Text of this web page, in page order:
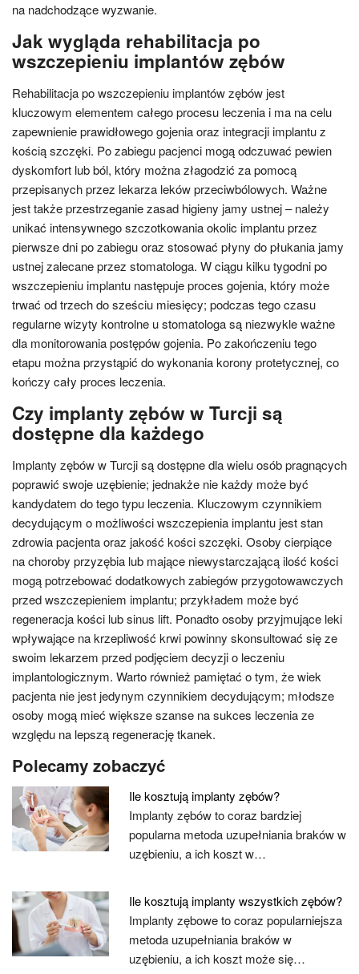
na nadchodzące wyzwanie.
Jak wygląda rehabilitacja po
wszczepieniu implantów zębów
Rehabilitacja po wszczepieniu implantów zębów jest
kluczowym elementem całego procesu leczenia i ma na celu
zapewnienie prawidłowego gojenia oraz integracji implantu z
kością szczęki. Po zabiegu pacjenci mogą odczuwać pewien
dyskomfort lub ból, który można złagodzić za pomocą
przepisanych przez lekarza leków przeciwbólowych. Ważne
jest także przestrzeganie zasad higieny jamy ustnej – należy
unikać intensywnego szczotkowania okolic implantu przez
pierwsze dni po zabiegu oraz stosować płyny do płukania jamy
ustnej zalecane przez stomatologa. W ciągu kilku tygodni po
wszczepieniu implantu następuje proces gojenia, który może
trwać od trzech do sześciu miesięcy; podczas tego czasu
regularne wizyty kontrolne u stomatologa są niezwykle ważne
dla monitorowania postępów gojenia. Po zakończeniu tego
etapu można przystąpić do wykonania korony protetycznej, co
kończy cały proces leczenia.
Czy implanty zębów w Turcji są
dostępne dla każdego
Implanty zębów w Turcji są dostępne dla wielu osób pragnących
poprawić swoje uzębienie; jednakże nie każdy może być
kandydatem do tego typu leczenia. Kluczowym czynnikiem
decydującym o możliwości wszczepienia implantu jest stan
zdrowia pacjenta oraz jakość kości szczęki. Osoby cierpiące
na choroby przyzębia lub mające niewystarczającą ilość kości
mogą potrzebować dodatkowych zabiegów przygotowawczych
przed wszczepieniem implantu; przykładem może być
regeneracja kości lub sinus lift. Ponadto osoby przyjmujące leki
wpływające na krzepliwość krwi powinny skonsultować się ze
swoim lekarzem przed podjęciem decyzji o leczeniu
implantologicznym. Warto również pamiętać o tym, że wiek
pacjenta nie jest jedynym czynnikiem decydującym; młodsze
osoby mogą mieć większe szanse na sukces leczenia ze
względu na lepszą regenerację tkanek.
Polecamy zobaczyć
Ile kosztują implanty zębów?
Implanty zębów to coraz bardziej
popularna metoda uzupełniania braków w
uzębieniu, a ich koszt w…
Ile kosztują implanty wszystkich zębów?
Implanty zębowe to coraz popularniejsza
metoda uzupełniania braków w
uzębieniu, a ich koszt może się…